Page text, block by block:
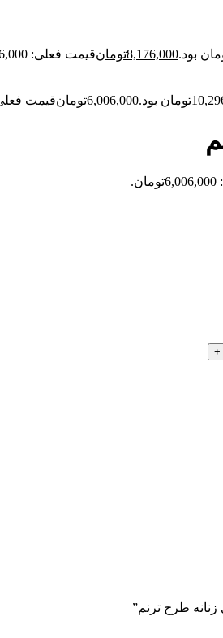
8,176,000تومانقیمت فعلی: 8,176,000تومان.
6,006,000تومانقیمت فعلی:
طرح ترنم”